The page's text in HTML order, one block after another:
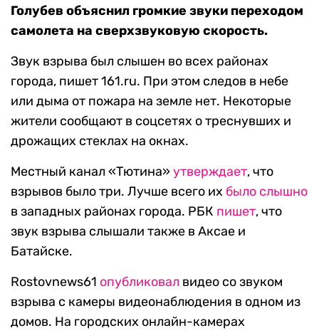
Голубев объяснил громкие звуки переходом
самолета на сверхзвуковую скорость.
Звук взрыва был слышен во всех районах
города, пишет 161.ru. При этом следов в небе
или дыма от пожара на земле нет. Некоторые
жители сообщают в соцсетях о треснувших и
дрожащих стеклах на окнах.
Местный канал «Тютина»утверждает, что
взрывов было три. Лучше всего их было слышно
в западных районах города. РБК пишет, что
звук взрыва слышали также в Аксае и
Батайске.
Rostovnews61 опубликовал видео со звуком
взрыва с камеры видеонаблюдения в одном из
домов. На городских онлайн-камерах